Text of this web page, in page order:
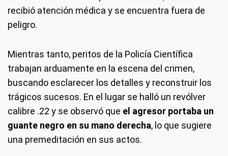
recibió atención médica y se encuentra fuera de
peligro.
Mientras tanto, peritos de la Policía Científica
trabajan arduamente en la escena del crimen,
buscando esclarecer los detalles y reconstruir los
trágicos sucesos. En el lugar se halló un revólver
calibre .22 y se observó que el agresor portaba un
guante negro en su mano derecha, lo que sugiere
una premeditación en sus actos.